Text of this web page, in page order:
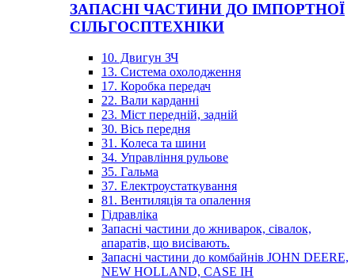
ЗАПАСНІ ЧАСТИНИ ДО ІМПОРТНОЇ
СІЛЬГОСПТЕХНІКИ
10. Двигун ЗЧ
13. Система охолодження
17. Коробка передач
22. Вали карданні
23. Міст передній, задній
30. Вісь передня
31. Колеса та шини
34. Управління рульове
35. Гальма
37. Електроустаткування
81. Вентиляція та опалення
Гідравліка
Запасні частини до жниварок, сівалок,
апаратів, що висівають.
Запасні частини до комбайнів JOHN DEERE,
NEW HOLLAND, CASE IH